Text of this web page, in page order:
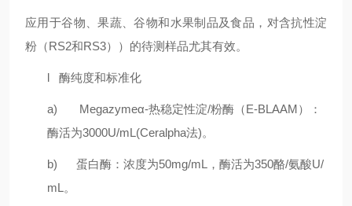
应用于谷物、果蔬、谷物和水果制品及食品，对含抗性淀
粉（RS2和RS3））的待测样品尤其有效。
l 酶纯度和标准化
a) Megazymeα-热稳定性淀/粉酶（E-BLAAM）：
酶活为3000U/mL(Ceralpha法)。
b) 蛋白酶：浓度为50mg/mL ，酶活为350酪/氨酸U/
mL 。